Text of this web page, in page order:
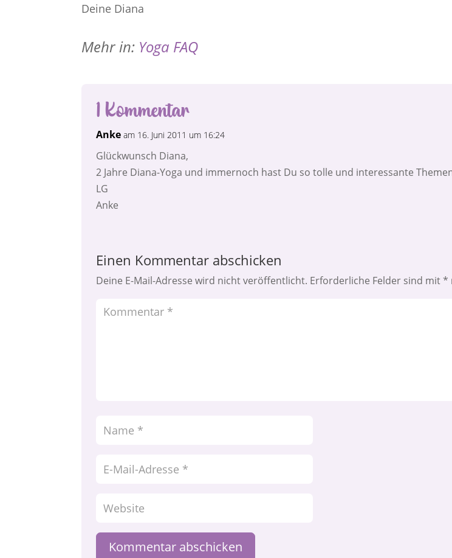
Deine Diana
Mehr in: Yoga FAQ
1 Kommentar
Anke am 16. Juni 2011 um 16:24
Glückwunsch Diana,
2 Jahre Diana-Yoga und immernoch hast Du so tolle und interessante
LG
Anke
Einen Kommentar abschicken
Deine E-Mail-Adresse wird nicht veröffentlicht. Erforderliche Felder sind mit*
Kommentar abschicken